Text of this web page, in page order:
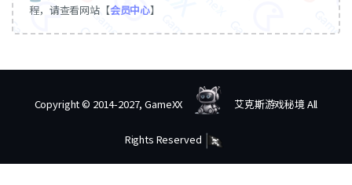
程，请查看网站【会员中心】
Copyright © 2014-2027, GameXX 艾克斯游戏秘境 All
Rights Reserved